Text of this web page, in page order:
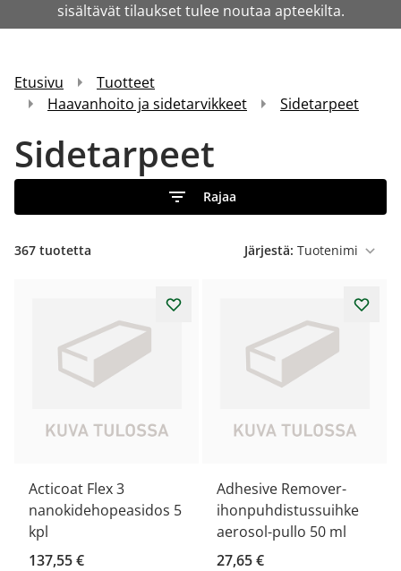
sisältävät tilaukset tulee noutaa apteekilta.
Etusivu
Tuotteet
Haavanhoito ja sidetarvikkeet
Sidetarpeet
Sidetarpeet
Rajaa
367 tuotetta Järjestä:
Acticoat Flex 3
nanokidehopeasidos 5
kpl
137,55 €
Adhesive Remover-
ihonpuhdistussuihke
aerosol-pullo 50 ml
27,65 €